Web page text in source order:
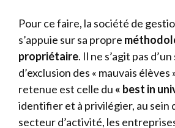
Pour ce faire, la société de
s’appuie sur sa propre
propriétaire. Il ne s’agit pas
d’exclusion des « mauvais élèves
retenue est celle du « best in
identifier et à privilégier, au sein
secteur d’activité, les